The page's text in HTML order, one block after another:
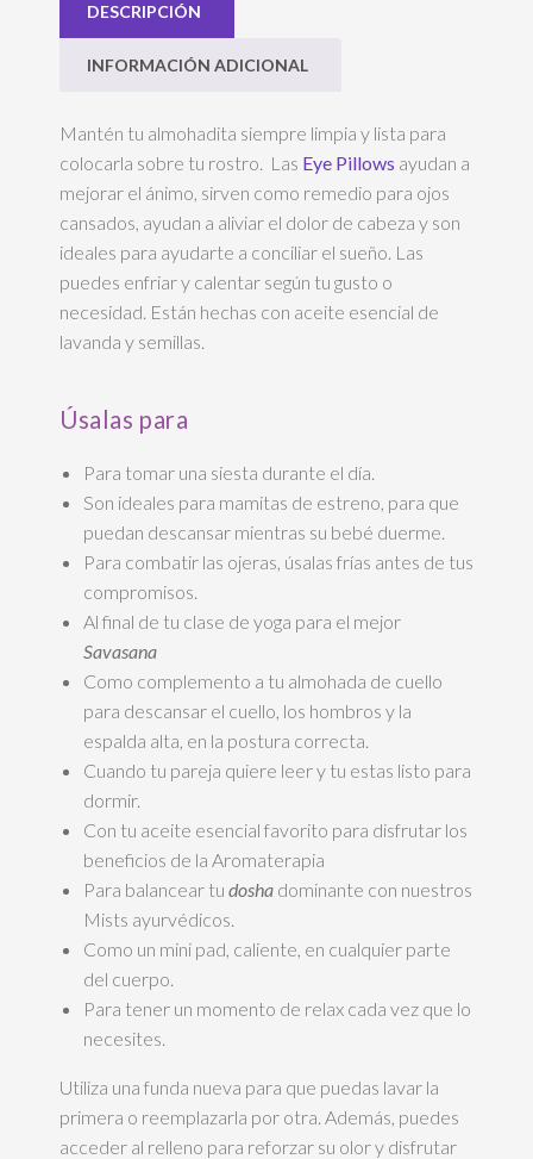
DESCRIPCIÓN
INFORMACIÓN ADICIONAL
Mantén tu almohadita siempre limpia y lista para
colocarla sobre tu rostro. Las Eye Pillows ayudan a
mejorar el ánimo, sirven como remedio para ojos
cansados, ayudan a aliviar el dolor de cabeza y son
ideales para ayudarte a conciliar el sueño. Las
puedes enfriar y calentar según tu gusto o
necesidad. Están hechas con aceite esencial de
lavanda y semillas.
Úsalas para
Para tomar una siesta durante el día.
Son ideales para mamitas de estreno, para que
puedan descansar mientras su bebé duerme.
Para combatir las ojeras, úsalas frías antes de tus
compromisos.
Al final de tu clase de yoga para el mejor
Savasana
Como complemento a tu almohada de cuello
para descansar el cuello, los hombros y la
espalda alta, en la postura correcta.
Cuando tu pareja quiere leer y tu estas listo para
dormir.
Con tu aceite esencial favorito para disfrutar los
beneficios de la Aromaterapia
Para balancear tu dosha dominante con nuestros
Mists ayurvédicos.
Como un mini pad, caliente, en cualquier parte
del cuerpo.
Para tener un momento de relax cada vez que lo
necesites.
Utiliza una funda nueva para que puedas lavar la
primera o reemplazarla por otra. Además, puedes
acceder al relleno para reforzar su olor y disfrutar